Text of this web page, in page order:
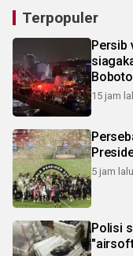
Terpopuler
Persib
15 jam
5 jam lalu
Polisi